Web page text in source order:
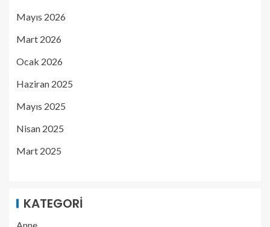
Mayıs 2026
Mart 2026
Ocak 2026
Haziran 2025
Mayıs 2025
Nisan 2025
Mart 2025
KATEGORI